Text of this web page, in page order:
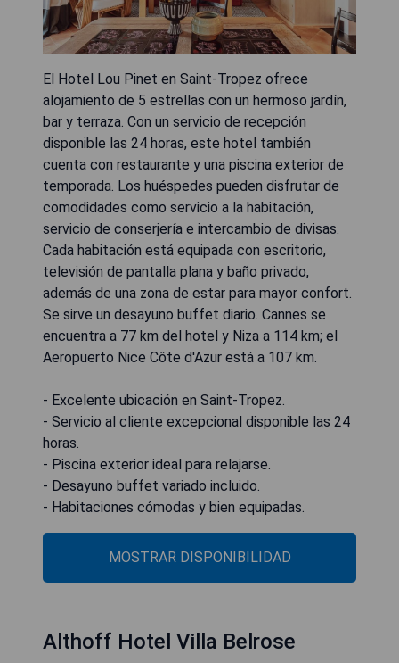
El Hotel Lou Pinet en Saint-Tropez ofrece
alojamiento de 5 estrellas con un hermoso jardín,
bar y terraza. Con un servicio de recepción
disponible las 24 horas, este hotel también
cuenta con restaurante y una piscina exterior de
temporada. Los huéspedes pueden disfrutar de
comodidades como servicio a la habitación,
servicio de conserjería e intercambio de divisas.
Cada habitación está equipada con escritorio,
televisión de pantalla plana y baño privado,
además de una zona de estar para mayor confort.
Se sirve un desayuno buffet diario. Cannes se
encuentra a 77 km del hotel y Niza a 114 km; el
Aeropuerto Nice Côte d'Azur está a 107 km.
- Excelente ubicación en Saint-Tropez.
- Servicio al cliente excepcional disponible las 24
horas.
- Piscina exterior ideal para relajarse.
- Desayuno buffet variado incluido.
- Habitaciones cómodas y bien equipadas.
MOSTRAR DISPONIBILIDAD
Althoff Hotel Villa Belrose